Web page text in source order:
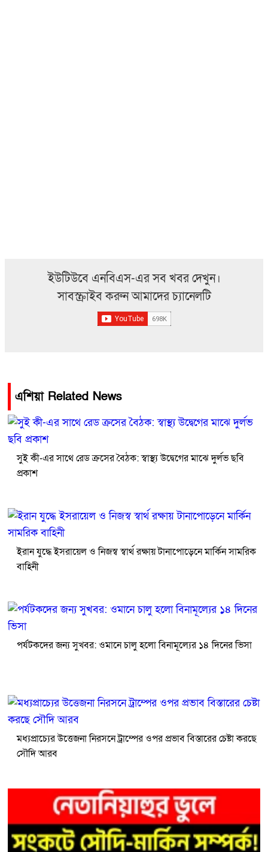
ইউটিউবে এনবিএস-এর সব খবর দেখুন।
সাবস্ক্রাইব করুন আমাদের চ্যানেলটি
এশিয়া Related News
সুই কী-এর সাথে রেড ক্রসের বৈঠক: স্বাস্থ্য উদ্বেগের মাঝে দুর্লভ ছবি
প্রকাশ
ইরান যুদ্ধে ইসরায়েল ও নিজস্ব স্বার্থ রক্ষায় টানাপোড়েনে মার্কিন সামরিক
বাহিনী
পর্যটকদের জন্য সুখবর: ওমানে চালু হলো বিনামূল্যের ১৪ দিনের ভিসা
মধ্যপ্রাচ্যের উত্তেজনা নিরসনে ট্রাম্পের ওপর প্রভাব বিস্তারের চেষ্টা করছে
সৌদি আরব